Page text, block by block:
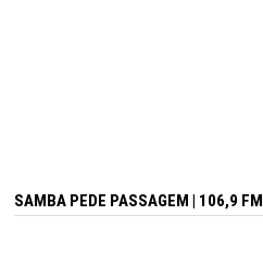
SAMBA PEDE PASSAGEM | 106,9 FM